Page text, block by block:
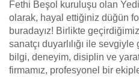
Fethi Beşol kuruluşu olan
olarak, hayal ettiğiniz düğün
buradayız! Birlikte
sanatçı duyarlılığı ile
bilgi, deneyim, disiplin ve
firmamız, profesyonel bir